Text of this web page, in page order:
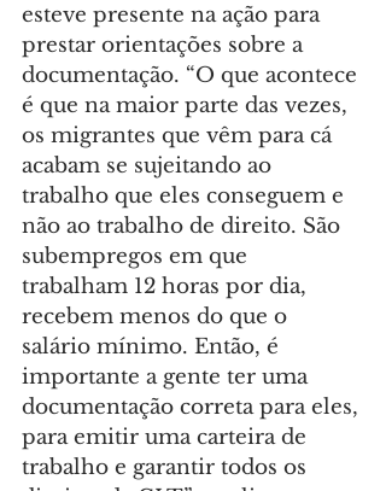
esteve presente na ação para
prestar orientações sobre a
documentação. “O que acontece
é que na maior parte das vezes,
os migrantes que vêm para cá
acabam se sujeitando ao
trabalho que eles conseguem e
não ao trabalho de direito. São
subempregos em que
trabalham 12 horas por dia,
recebem menos do que o
salário mínimo. Então, é
importante a gente ter uma
documentação correta para eles,
para emitir uma carteira de
trabalho e garantir todos os